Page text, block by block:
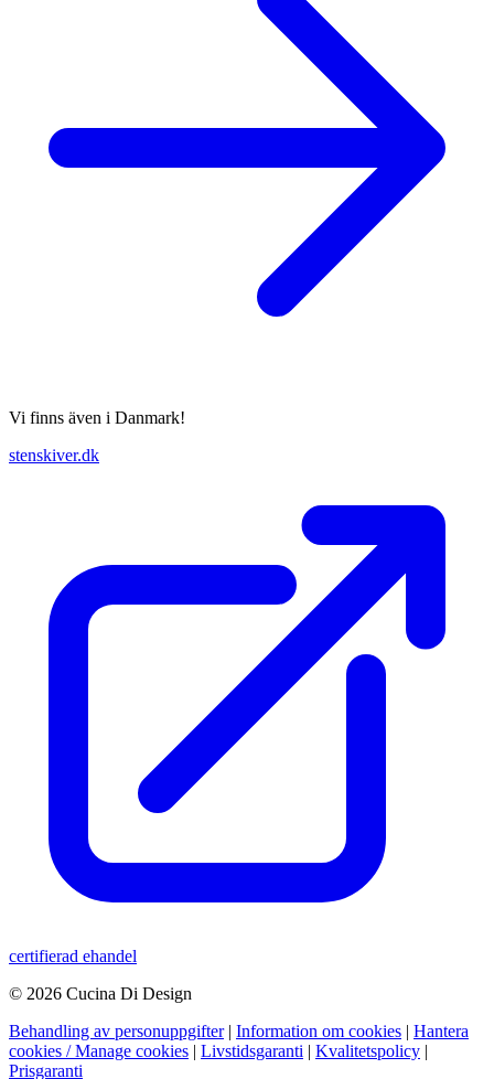
Vi finns även i Danmark!
stenskiver.dk
certifierad ehandel
© 2026 Cucina Di Design
Behandling av personuppgifter | Information om cookies | Hantera
cookies / Manage cookies | Livstidsgaranti | Kvalitetspolicy |
Prisgaranti